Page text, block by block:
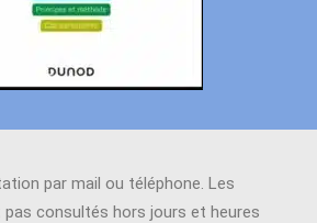
par mail ou téléphone. Les
consultés hors jours et heures